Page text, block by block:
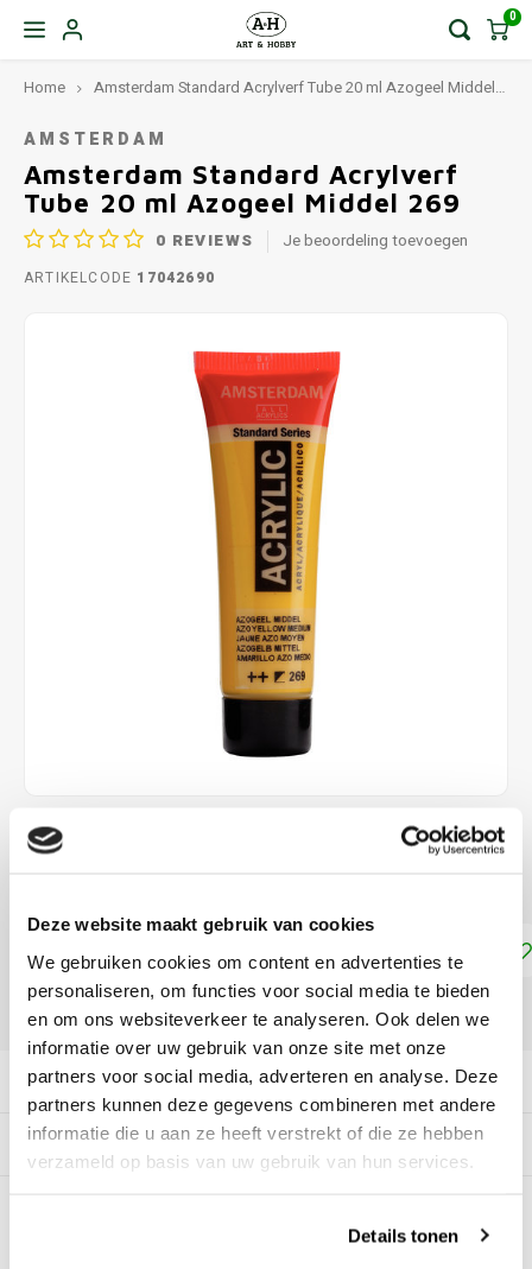
Deze website maakt gebruik van cookies
We gebruiken cookies om content en advertenties te
personaliseren, om functies voor social media te bieden
en om ons websiteverkeer te analyseren. Ook delen we
informatie over uw gebruik van onze site met onze
partners voor social media, adverteren en analyse. Deze
partners kunnen deze gegevens combineren met andere
informatie die u aan ze heeft verstrekt of die ze hebben
verzameld op basis van uw gebruik van hun services.
Details tonen
0
Home Amsterdam Standard Acrylverf Tube 20 ml Azogeel Middel 269
AMSTERDAM
Amsterdam Standard Acrylverf
Tube 20 ml Azogeel Middel 269
0 REVIEWS Je beoordeling toevoegen
ARTIKELCODE 17042690
€1,90
Toevoegen aan winkelwagen
DELEN:
Productomschrijving
Gerelateerde producten